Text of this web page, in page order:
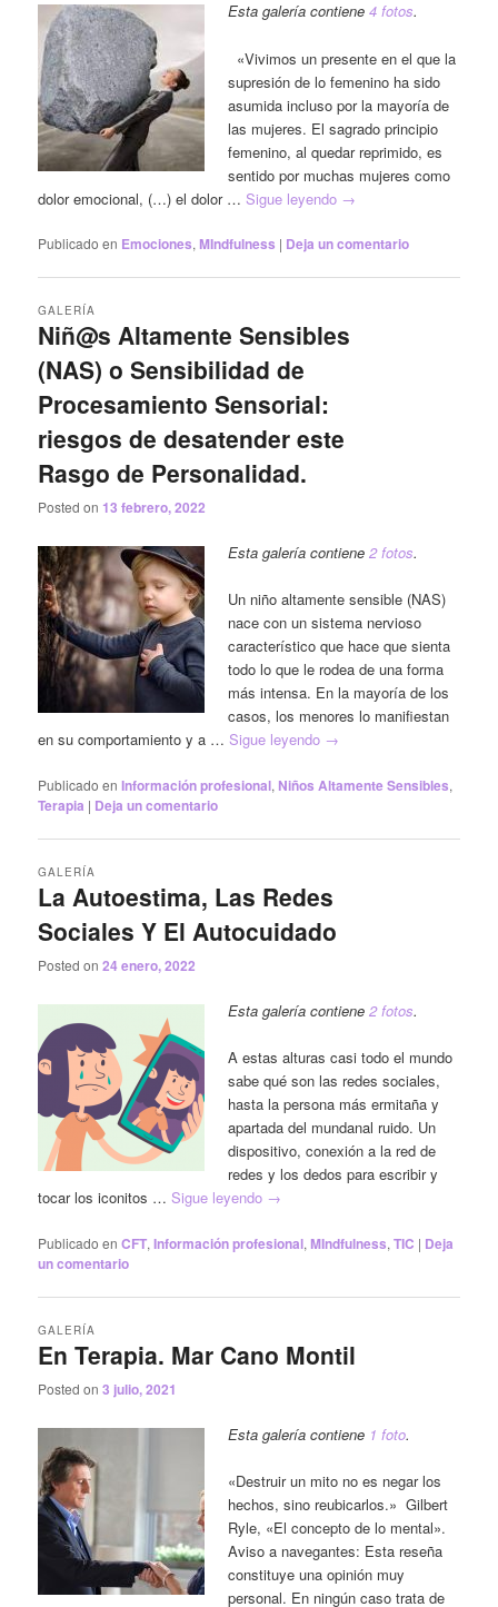
Esta galería contiene4 fotos.
«Vivimos un presente en el que la
supresión de lo femenino ha sido
asumida incluso por la mayoría de
las mujeres. El sagrado principio
femenino, al quedar reprimido, es
sentido por muchas mujeres como
dolor emocional, (…) el dolor …Sigue leyendo →
Publicado en Emociones,MIndfulness | Deja un comentario
Niñ@s Altamente Sensibles
(NAS) o Sensibilidad de
Procesamiento Sensorial:
riesgos de desatender este
Rasgo de Personalidad.
GALERÍA
Posted on 13 febrero, 2022
Esta galería contiene2 fotos.
Un niño altamente sensible (NAS)
nace con un sistema nervioso
característico que hace que sienta
todo lo que le rodea de una forma
más intensa. En la mayoría de los
casos, los menores lo manifiestan
en su comportamiento y a …Sigue leyendo →
Publicado en Información profesional, Niños Altamente Sensibles,
Terapia | Deja un comentario
La Autoestima, Las Redes
Sociales Y El Autocuidado
GALERÍA
Posted on24 enero, 2022
Esta galería contiene2 fotos.
A estas alturas casi todo el mundo
sabe qué son las redes sociales,
hasta la persona más ermitaña y
apartada del mundanal ruido. Un
dispositivo, conexión a la red de
redes y los dedos para escribir y
tocar los iconitos …Sigue leyendo →
Publicado en CFT,Información profesional,MIndfulness,TIC | Deja
un comentario
En Terapia. Mar Cano Montil
GALERÍA
Posted on3 julio, 2021
Esta galería contiene 1 foto.
«Destruir un mito no es negar los
hechos, sino reubicarlos.» Gilbert
Ryle, «El concepto de lo mental».
Aviso a navegantes: Esta reseña
constituye una opinión muy
personal. En ningún caso trata de